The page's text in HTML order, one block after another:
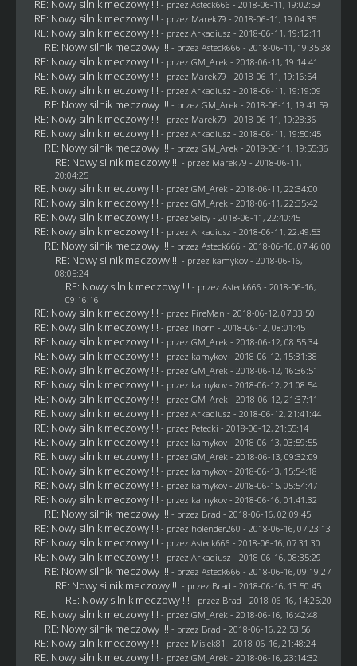
RE: Nowy silnik meczowy !!! - przez Asteck666 - 2018-06-11, 19:02:59
RE: Nowy silnik meczowy !!! - przez Marek79 - 2018-06-11, 19:04:35
RE: Nowy silnik meczowy !!! - przez Arkadiusz - 2018-06-11, 19:12:11
RE: Nowy silnik meczowy !!! - przez Asteck666 - 2018-06-11, 19:35:38
RE: Nowy silnik meczowy !!! - przez GM_Arek - 2018-06-11, 19:14:41
RE: Nowy silnik meczowy !!! - przez Marek79 - 2018-06-11, 19:16:54
RE: Nowy silnik meczowy !!! - przez Arkadiusz - 2018-06-11, 19:19:09
RE: Nowy silnik meczowy !!! - przez GM_Arek - 2018-06-11, 19:41:59
RE: Nowy silnik meczowy !!! - przez Marek79 - 2018-06-11, 19:28:36
RE: Nowy silnik meczowy !!! - przez Arkadiusz - 2018-06-11, 19:50:45
RE: Nowy silnik meczowy !!! - przez GM_Arek - 2018-06-11, 19:55:36
RE: Nowy silnik meczowy !!! - przez Marek79 - 2018-06-11,
20:04:25
RE: Nowy silnik meczowy !!! - przez GM_Arek - 2018-06-11, 22:34:00
RE: Nowy silnik meczowy !!! - przez GM_Arek - 2018-06-11, 22:35:42
RE: Nowy silnik meczowy !!! - przez Selby- 2018-06-11, 22:40:45
RE: Nowy silnik meczowy !!! - przez Arkadiusz - 2018-06-11, 22:49:53
RE: Nowy silnik meczowy !!! - przez Asteck666 - 2018-06-16, 07:46:00
RE: Nowy silnik meczowy !!! - przez kamykov- 2018-06-16,
08:05:24
RE: Nowy silnik meczowy !!! - przez Asteck666 - 2018-06-16,
09:16:16
RE: Nowy silnik meczowy !!! - przez FireMan - 2018-06-12, 07:33:50
RE: Nowy silnik meczowy !!! - przezThorn - 2018-06-12, 08:01:45
RE: Nowy silnik meczowy !!! - przez GM_Arek - 2018-06-12, 08:55:34
RE: Nowy silnik meczowy !!! - przez kamykov- 2018-06-12, 15:31:38
RE: Nowy silnik meczowy !!! - przez GM_Arek - 2018-06-12, 16:36:51
RE: Nowy silnik meczowy !!! - przez kamykov- 2018-06-12, 21:08:54
RE: Nowy silnik meczowy !!! - przez GM_Arek - 2018-06-12, 21:37:11
RE: Nowy silnik meczowy !!! - przez Arkadiusz - 2018-06-12, 21:41:44
RE: Nowy silnik meczowy !!! - przez Petecki - 2018-06-12, 21:55:14
RE: Nowy silnik meczowy !!! - przez kamykov- 2018-06-13, 03:59:55
RE: Nowy silnik meczowy !!! - przez GM_Arek - 2018-06-13, 09:32:09
RE: Nowy silnik meczowy !!! - przez kamykov- 2018-06-13, 15:54:18
RE: Nowy silnik meczowy !!! - przez kamykov- 2018-06-15, 05:54:47
RE: Nowy silnik meczowy !!! - przez kamykov- 2018-06-16, 01:41:32
RE: Nowy silnik meczowy !!! - przez Brad - 2018-06-16, 02:09:45
RE: Nowy silnik meczowy !!! - przez holender260 - 2018-06-16, 07:23:13
RE: Nowy silnik meczowy !!! - przez Asteck666 - 2018-06-16, 07:31:30
RE: Nowy silnik meczowy !!! - przez Arkadiusz - 2018-06-16, 08:35:29
RE: Nowy silnik meczowy !!! - przez Asteck666 - 2018-06-16, 09:19:27
RE: Nowy silnik meczowy !!! - przez Brad - 2018-06-16, 13:50:45
RE: Nowy silnik meczowy !!! - przez Brad - 2018-06-16, 14:25:20
RE: Nowy silnik meczowy !!! - przez GM_Arek - 2018-06-16, 16:42:48
RE: Nowy silnik meczowy !!! - przez Brad - 2018-06-16, 22:53:56
RE: Nowy silnik meczowy !!! - przez Misiek81 - 2018-06-16, 21:48:24
RE: Nowy silnik meczowy !!! - przez GM_Arek - 2018-06-16, 23:14:32